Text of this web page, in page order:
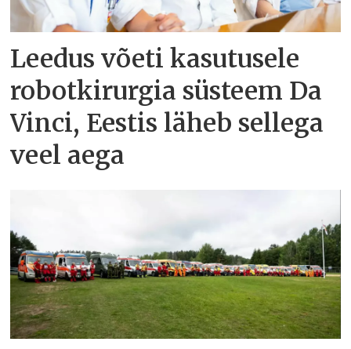
Leedus võeti kasutusele
robotkirurgia süsteem Da
Vinci, Eestis läheb sellega
veel aega